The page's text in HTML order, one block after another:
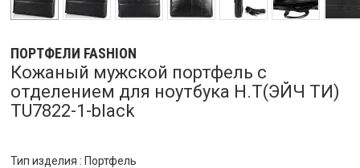
ПОРТФЕЛИ FASHION
Кожаный мужской портфель с
отделением для ноутбука H.T(ЭЙЧ ТИ)
TU7822-1-black
Тип изделия : Портфель